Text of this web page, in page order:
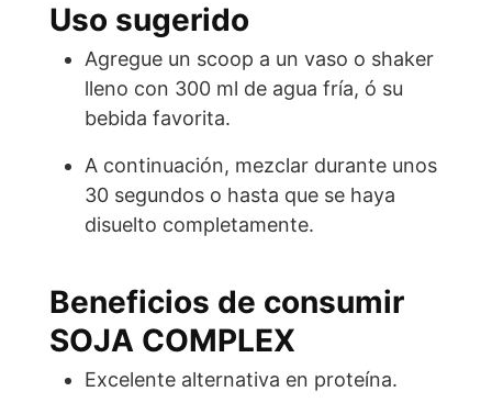
Uso sugerido
Agregue un scoop a un vaso o shaker
lleno con 300 ml de agua fría, ó su
bebida favorita.
A continuación, mezclar durante unos
30 segundos o hasta que se haya
disuelto completamente.
Beneficios de consumir
SOJA COMPLEX
Excelente alternativa en proteína.